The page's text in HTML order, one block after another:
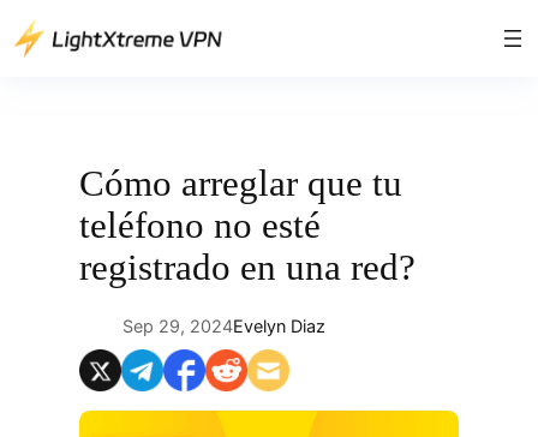
Saltar
Cómo arreglar que tu
teléfono no esté
registrado en una red?
Sep 29, 2024Evelyn Diaz